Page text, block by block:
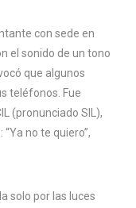
con sede en
el sonido de un tono
que algunos
teléfonos. Fue
(pronunciado SIL),
no te quiero”,
solo por las luces